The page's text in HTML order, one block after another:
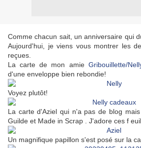
Comme chacun sait, un anniversaire qui
Aujourd'hui, je viens vous montrer les
reçues.
La carte de mon amieGribouillette/
d'une enveloppe bien rebondie!
Voyez plutôt!
La carte d'Aziel qui n'a pas de blog
Guilde et Made in Scrap . J'adore ces f
Un magnifique papillon s'est posé sur la